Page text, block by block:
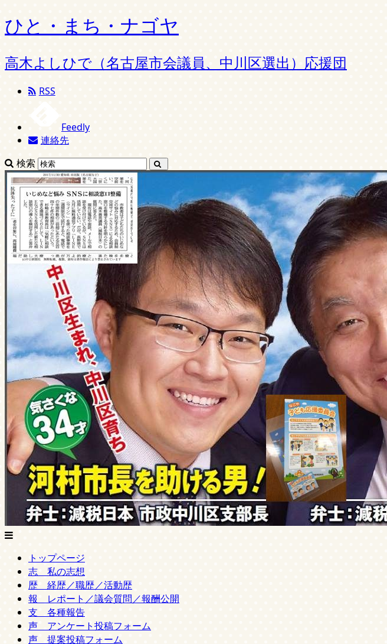
ひと・まち・ナゴヤ
高木よしひで（名古屋市会議員、中川区選出）応援団
RSS
Feedly
連絡先
検索
トップページ
志 私の志想
歴 経歴／職歴／活動歴
報 レポート／議会質問／報酬公開
支 各種報告
声 アンケート投稿フォーム
声 提案投稿フォーム